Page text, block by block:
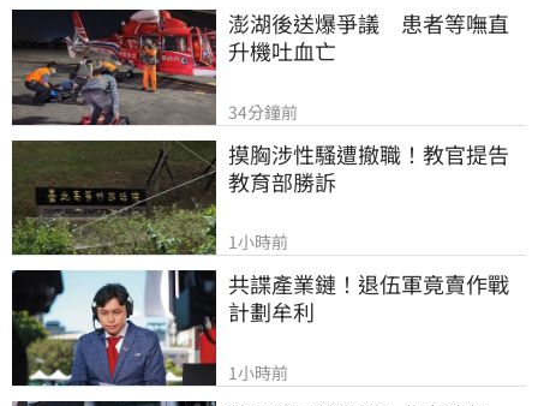
澎湖後送爆爭議　患者等嘸直
升機吐血亡
34分鐘前
摸胸涉性騷遭撤職！教官提告
教育部勝訴
1小時前
共諜產業鏈！退伍軍竟賣作戰
計劃牟利
1小時前